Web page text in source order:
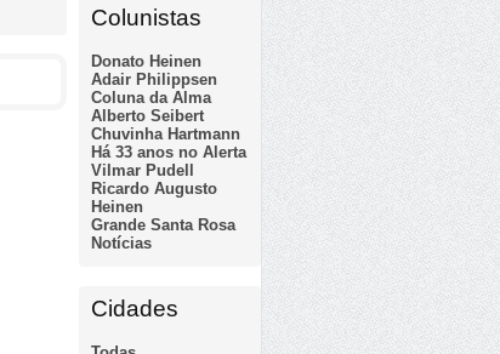
Colunistas
Donato Heinen
Adair Philippsen
Coluna da Alma
Alberto Seibert
Chuvinha Hartmann
Há 33 anos no Alerta
Vilmar Pudell
Ricardo Augusto
Heinen
Grande Santa Rosa
Notícias
Cidades